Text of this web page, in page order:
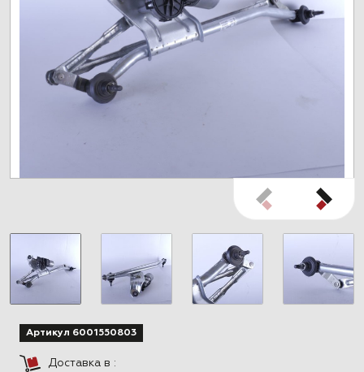
Артикул 6001550803
Доставка в :